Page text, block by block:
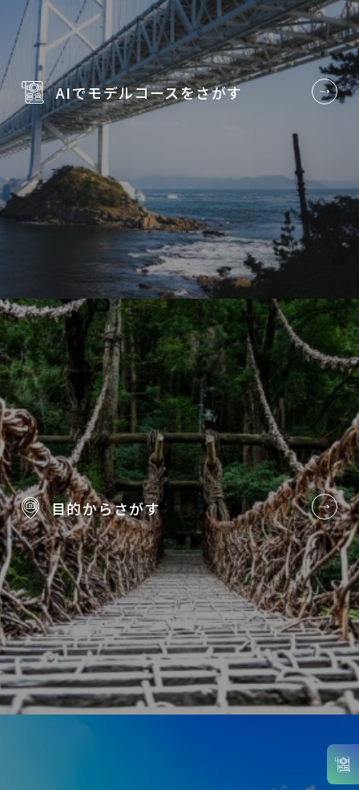
AIでモデルコースをさがす
目的からさがす